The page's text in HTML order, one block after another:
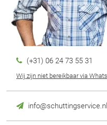
(+31) 06 24 73 55 31
Wij zijn niet bereikbaar via
info@schuttingservice.nl